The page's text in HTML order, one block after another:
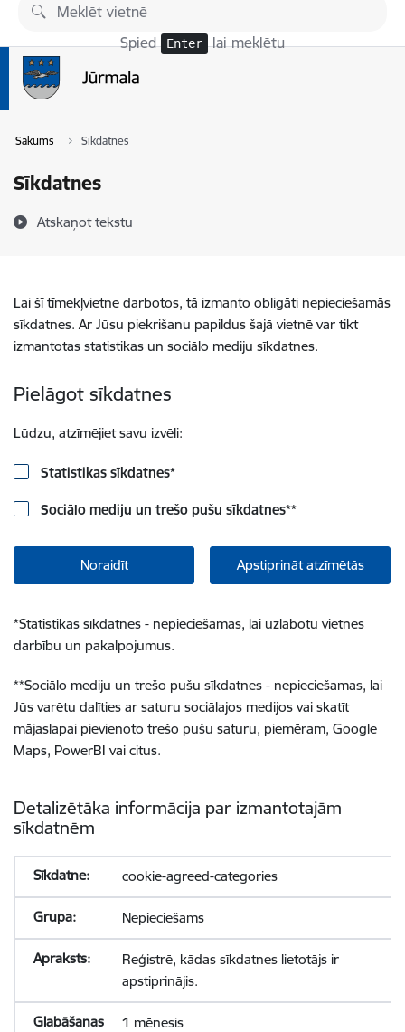
Pāriet uz lapas saturu
Spied Enter lai meklētu
Sākums Sīkdatnes
Sīkdatnes
Atskaņot tekstu
Lai šī tīmekļvietne darbotos, tā izmanto obligāti nepieciešamās
sīkdatnes. Ar Jūsu piekrišanu papildus šajā vietnē var tikt
izmantotas statistikas un sociālo mediju sīkdatnes.
Pielāgot sīkdatnes
Lūdzu, atzīmējiet savu izvēli:
Statistikas sīkdatnes*
Sociālo mediju un trešo pušu sīkdatnes**
Noraidīt Apstiprināt atzīmētās
*Statistikas sīkdatnes - nepieciešamas, lai uzlabotu vietnes
darbību un pakalpojumus.
**Sociālo mediju un trešo pušu sīkdatnes - nepieciešamas, lai
Jūs varētu dalīties ar saturu sociālajos medijos vai skatīt
mājaslapai pievienoto trešo pušu saturu, piemēram, Google
Maps, PowerBI vai citus.
Detalizētāka informācija par izmantotajām
sīkdatnēm
cookie-agreed-categories
Nepieciešams
Reģistrē, kādas sīkdatnes lietotājs ir
apstiprinājis.
1 mēnesis